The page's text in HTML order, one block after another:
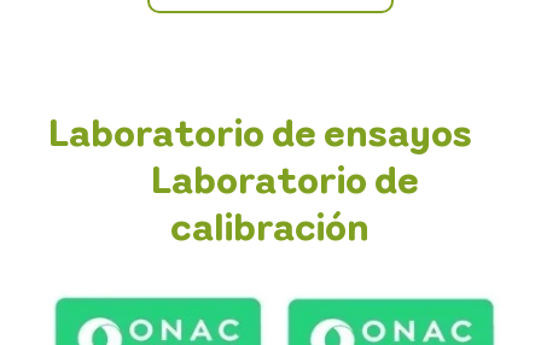
Laboratorio de ensayos
Laboratorio de
calibración